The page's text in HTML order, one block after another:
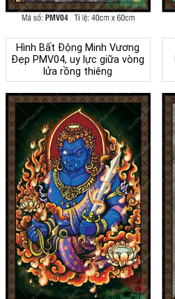
Hình Bất Động Minh Vương
Đẹp PMV04, uy lực giữa vòng
lửa rồng thiêng